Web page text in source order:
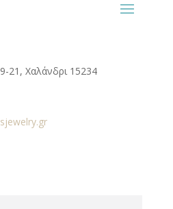
21, Χαλάνδρι 15234